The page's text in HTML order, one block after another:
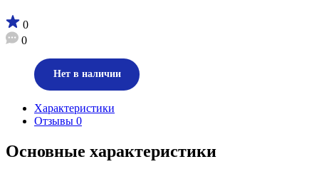
0
0
Нет в наличии
Характеристики
Отзывы 0
Основные характеристики